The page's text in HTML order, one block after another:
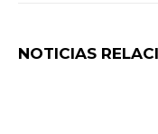
NOTICIAS